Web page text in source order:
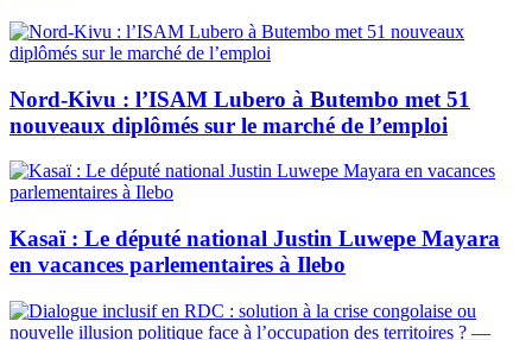
Nord-Kivu : l’ISAM Lubero à Butembo met 51
nouveaux diplômés sur le marché de l’emploi
Kasaï : Le député national Justin Luwepe Mayara
en vacances parlementaires à Ilebo